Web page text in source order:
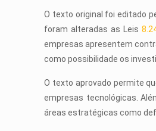
O texto original foi editado
foram alteradas as
Leis
empresas apresentem
como possibilidade os
O texto aprovado permite
empresas tecnológicas.
áreas estratégicas como